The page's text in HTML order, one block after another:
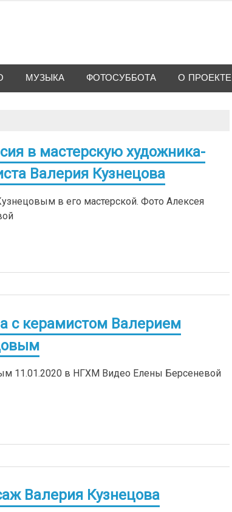
МУЗЫКА ФОТОСУББОТА О ПРОЕКТЕ
в мастерскую художника-
Валерия Кузнецова
в его мастерской. Фото Алексея
с керамистом Валерием
11.01.2020 в НГХМ Видео Елены Берсеневой
Валерия Кузнецова